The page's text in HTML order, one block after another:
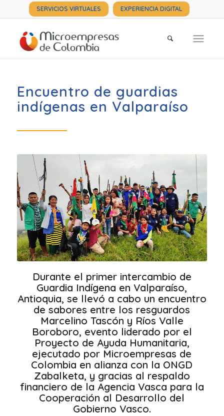
SERVICIOS VIRTUALES EXPERIENCIA DIGITAL
Encuentro de guardias
indígenas en Valparaíso
Durante el primer intercambio de
Guardia Indígena en Valparaíso,
Antioquia, se llevó a cabo un encuentro
de sabores entre los resguardos
Marcelino Tascón y Ríos Valle
Boroboro, evento liderado por el
Proyecto de Ayuda Humanitaria,
ejecutado por Microempresas de
Colombia en alianza con la ONGD
Zabalketa, y gracias al respaldo
financiero de la Agencia Vasca para la
Cooperación al Desarrollo del
Gobierno Vasco.